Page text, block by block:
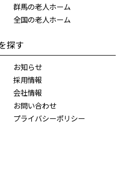
群馬の老人ホーム
全国の老人ホーム
探す
お知らせ
採用情報
会社情報
お問い合わせ
プライバシーポリシー